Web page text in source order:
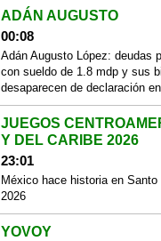
ADÁN AUGUSTO
00:08
Adán Augusto López: deudas
con sueldo de 1.8 mdp y sus
desaparecen de declaración
JUEGOS
Y DEL CARIBE 2026
23:01
México hace historia en Santo
2026
YOVOY